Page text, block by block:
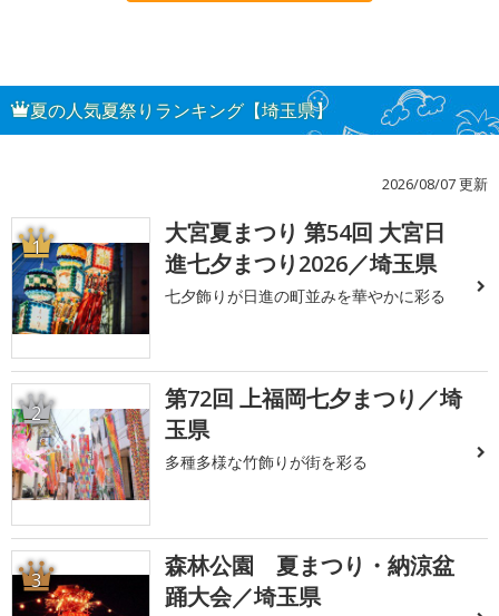
夏の人気夏祭りランキング【埼玉県】
2026/08/07 更新
1
大宮夏まつり 第54回 大宮日
進七夕まつり2026／埼玉県
七夕飾りが日進の町並みを華やかに彩る
2
第72回 上福岡七夕まつり／埼
玉県
多種多様な竹飾りが街を彩る
3
森林公園 夏まつり・納涼盆
踊大会／埼玉県